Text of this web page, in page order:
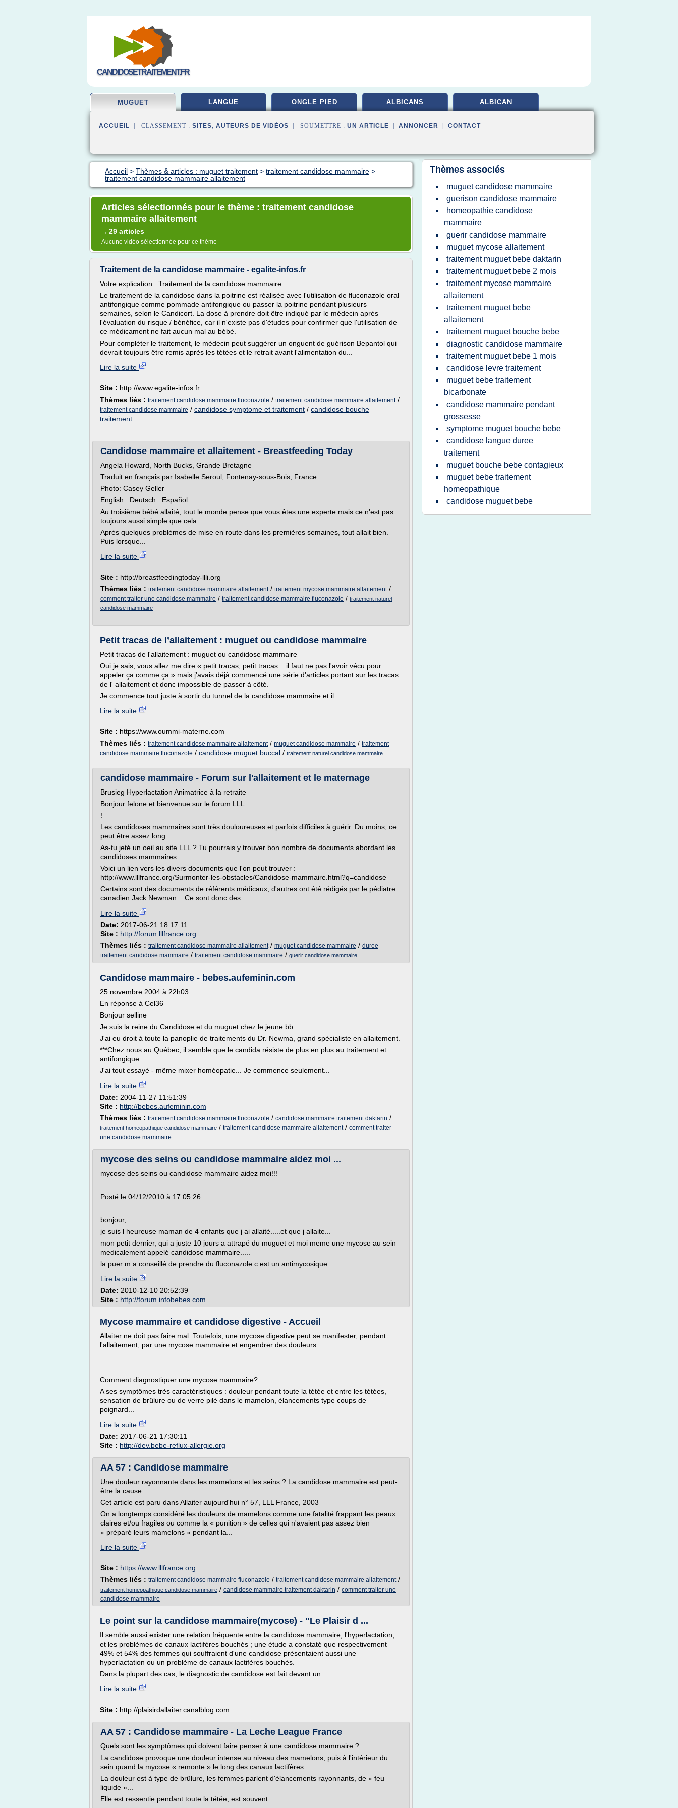
CANDIDOSETRAITEMENT.FR
MUGUET LANGUE ONGLE PIED ALBICANS ALBICAN
ACCUEIL | CLASSEMENT : SITES, AUTEURS DE VIDÉOS | SOUMETTRE : UN ARTICLE ANNONCER CONTACT
Accueil > Thèmes & articles : muguet traitement > traitement candidose mammaire >
traitement candidose mammaire allaitement
Articles sélectionnés pour le thème : traitement candidose
mammaire allaitement
→ 29 articles
Aucune vidéo sélectionnée pour ce thème
Traitement de la candidose mammaire - egalite-infos.fr
Votre explication : Traitement de la candidose mammaire
Le traitement de la candidose dans la poitrine est réalisée avec l'utilisation de fluconazole oral
antifongique comme pommade antifongique ou passer la poitrine pendant plusieurs
semaines, selon le Candicort. La dose à prendre doit être indiqué par le médecin après
l'évaluation du risque / bénéfice, car il n'existe pas d'études pour confirmer que l'utilisation de
ce médicament ne fait aucun mal au bébé.
Pour compléter le traitement, le médecin peut suggérer un onguent de guérison Bepantol qui
devrait toujours être remis après les tétées et le retrait avant l'alimentation du...
Lire la suite
Site : http://www.egalite-infos.fr
Thèmes liés : traitement candidose mammaire fluconazole / traitement candidose mammaire allaitement/
traitement candidose mammaire / candidose symptome et traitement / candidose bouche
traitement
Candidose mammaire et allaitement - Breastfeeding Today
Angela Howard, North Bucks, Grande Bretagne
Traduit en français par Isabelle Seroul, Fontenay-sous-Bois, France
Photo: Casey Geller
English Deutsch Español
Au troisième bébé allaité, tout le monde pense que vous êtes une experte mais ce n'est pas
toujours aussi simple que cela...
Après quelques problèmes de mise en route dans les premières semaines, tout allait bien.
Puis lorsque...
Lire la suite
Site : http://breastfeedingtoday-llli.org
Thèmes liés : traitement candidose mammaire allaitement/ traitement mycose mammaire allaitement/
comment traiter une candidose mammaire / traitement candidose mammaire fluconazole / traitement naturel
candidose mammaire
Petit tracas de l’allaitement : muguet ou candidose mammaire
Petit tracas de l'allaitement : muguet ou candidose mammaire
Oui je sais, vous allez me dire « petit tracas, petit tracas... il faut ne pas l'avoir vécu pour
appeler ça comme ça » mais j'avais déjà commencé une série d'articles portant sur les tracas
de l' allaitement et donc impossible de passer à côté.
Je commence tout juste à sortir du tunnel de la candidose mammaire et il...
Lire la suite
Site : https://www.oummi-materne.com
Thèmes liés : traitement candidose mammaire allaitement/ muguet candidose mammaire / traitement
candidose mammaire fluconazole / candidose muguet buccal / traitement naturel candidose mammaire
candidose mammaire - Forum sur l'allaitement et le maternage
Brusieg Hyperlactation Animatrice à la retraite
Bonjour felone et bienvenue sur le forum LLL
!
Les candidoses mammaires sont très douloureuses et parfois difficiles à guérir. Du moins, ce
peut être assez long.
As-tu jeté un oeil au site LLL ? Tu pourrais y trouver bon nombre de documents abordant les
candidoses mammaires.
Voici un lien vers les divers documents que l'on peut trouver :
http://www.lllfrance.org/Surmonter-les-obstacles/Candidose-mammaire.html?q=candidose
Certains sont des documents de référents médicaux, d'autres ont été rédigés par le pédiatre
canadien Jack Newman... Ce sont donc des...
Lire la suite
Date: 2017-06-21 18:17:11
Site : http://forum.lllfrance.org
Thèmes liés : traitement candidose mammaire allaitement/ muguet candidose mammaire / duree
traitement candidose mammaire / traitement candidose mammaire / guerir candidose mammaire
Candidose mammaire - bebes.aufeminin.com
25 novembre 2004 à 22h03
En réponse à Cel36
Bonjour selline
Je suis la reine du Candidose et du muguet chez le jeune bb.
J'ai eu droit à toute la panoplie de traitements du Dr. Newma, grand spécialiste en allaitement.
***Chez nous au Québec, il semble que le candida résiste de plus en plus au traitement et
antifongique.
J'ai tout essayé - même mixer homéopatie... Je commence seulement...
Lire la suite
Date: 2004-11-27 11:51:39
Site : http://bebes.aufeminin.com
Thèmes liés : traitement candidose mammaire fluconazole / candidose mammaire traitement daktarin /
traitement homeopathique candidose mammaire / traitement candidose mammaire allaitement/ comment traiter
une candidose mammaire
mycose des seins ou candidose mammaire aidez moi ...
mycose des seins ou candidose mammaire aidez moi!!!
Posté le 04/12/2010 à 17:05:26
bonjour,
je suis l heureuse maman de 4 enfants que j ai allaité.....et que j allaite...
mon petit dernier, qui a juste 10 jours a attrapé du muguet et moi meme une mycose au sein
medicalement appelé candidose mammaire.....
la puer m a conseillé de prendre du fluconazole c est un antimycosique........
Lire la suite
Date: 2010-12-10 20:52:39
Site : http://forum.infobebes.com
Mycose mammaire et candidose digestive - Accueil
Allaiter ne doit pas faire mal. Toutefois, une mycose digestive peut se manifester, pendant
l'allaitement, par une mycose mammaire et engendrer des douleurs.
Comment diagnostiquer une mycose mammaire?
A ses symptômes très caractéristiques : douleur pendant toute la tétée et entre les tétées,
sensation de brûlure ou de verre pilé dans le mamelon, élancements type coups de
poignard...
Lire la suite
Date: 2017-06-21 17:30:11
Site : http://dev.bebe-reflux-allergie.org
AA 57 : Candidose mammaire
Une douleur rayonnante dans les mamelons et les seins ? La candidose mammaire est peut-
être la cause
Cet article est paru dans Allaiter aujourd'hui n° 57, LLL France, 2003
On a longtemps considéré les douleurs de mamelons comme une fatalité frappant les peaux
claires et/ou fragiles ou comme la « punition » de celles qui n'avaient pas assez bien
« préparé leurs mamelons » pendant la...
Lire la suite
Site : https://www.lllfrance.org
Thèmes liés : traitement candidose mammaire fluconazole / traitement candidose mammaire allaitement/
traitement homeopathique candidose mammaire / candidose mammaire traitement daktarin / comment traiter une
candidose mammaire
Le point sur la candidose mammaire(mycose) - "Le Plaisir d ...
Il semble aussi exister une relation fréquente entre la candidose mammaire, l'hyperlactation,
et les problèmes de canaux lactifères bouchés ; une étude a constaté que respectivement
49% et 54% des femmes qui souffraient d'une candidose présentaient aussi une
hyperlactation ou un problème de canaux lactifères bouchés.
Dans la plupart des cas, le diagnostic de candidose est fait devant un...
Lire la suite
Site : http://plaisirdallaiter.canalblog.com
AA 57 : Candidose mammaire - La Leche League France
Quels sont les symptômes qui doivent faire penser à une candidose mammaire ?
La candidose provoque une douleur intense au niveau des mamelons, puis à l'intérieur du
sein quand la mycose « remonte » le long des canaux lactifères.
La douleur est à type de brûlure, les femmes parlent d'élancements rayonnants, de « feu
liquide »...
Elle est ressentie pendant toute la tétée, est souvent...
Thèmes associés
muguet candidose mammaire
guerison candidose mammaire
homeopathie candidose
mammaire
guerir candidose mammaire
muguet mycose allaitement
traitement muguet bebe daktarin
traitement muguet bebe 2 mois
traitement mycose mammaire
allaitement
traitement muguet bebe
allaitement
traitement muguet bouche bebe
diagnostic candidose mammaire
traitement muguet bebe 1 mois
candidose levre traitement
muguet bebe traitement
bicarbonate
candidose mammaire pendant
grossesse
symptome muguet bouche bebe
candidose langue duree
traitement
muguet bouche bebe contagieux
muguet bebe traitement
homeopathique
candidose muguet bebe